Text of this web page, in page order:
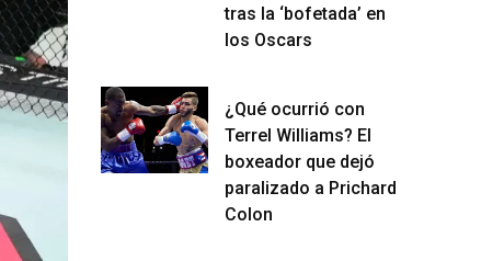
tras la ‘bofetada’ en
los Oscars
¿Qué ocurrió con
Terrel Williams? El
boxeador que dejó
paralizado a Prichard
Colon